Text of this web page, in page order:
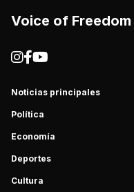
Voice of Freedom
Noticias principales
Política
Economía
Deportes
Cultura